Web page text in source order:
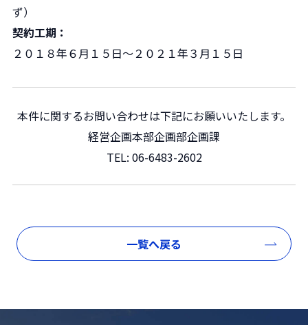
ず）
契約工期 ：
２０１８年６月１５日～２０２１年３月１５日
本件に関するお問い合わせは下記にお願いいたします。
経営企画本部企画部企画課
TEL: 06-6483-2602
一覧へ戻る